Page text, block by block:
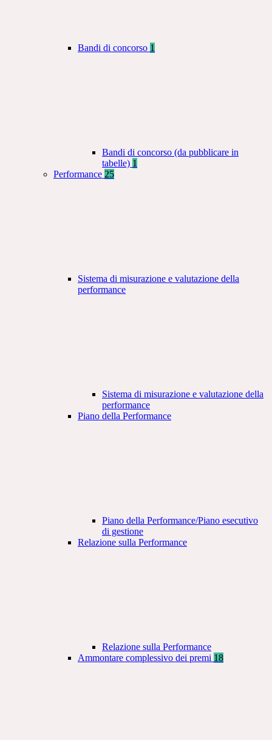
Bandi di concorso 1
Bandi di concorso (da pubblicare in
tabelle) 1
Performance 25
Sistema di misurazione e valutazione della
performance
Sistema di misurazione e valutazione della
performance
Piano della Performance
Piano della Performance/Piano esecutivo
di gestione
Relazione sulla Performance
Relazione sulla Performance
Ammontare complessivo dei premi 18